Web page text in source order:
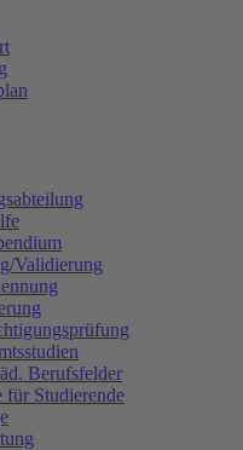
Validierung
Berufsfelder
für Studierende